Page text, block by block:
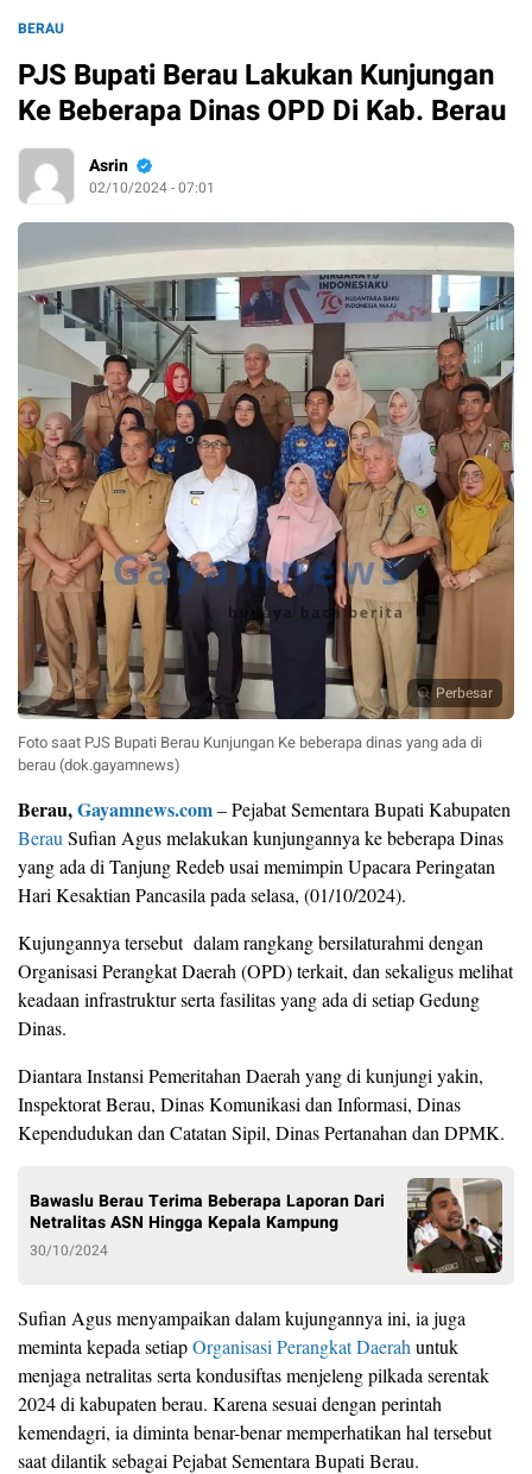
BERAU
PJS Bupati Berau Lakukan Kunjungan
Ke Beberapa Dinas OPD Di Kab. Berau
Asrin
02/10/2024 - 07:01
Perbesar
Foto saat PJS Bupati Berau Kunjungan Ke beberapa dinas yang ada di
berau (dok.gayamnews)
Berau,Gayamnews.com– Pejabat Sementara Bupati Kabupaten
Berau Sufian Agus melakukan kunjungannya ke beberapa Dinas
yang ada di Tanjung Redeb usai memimpin Upacara Peringatan
Hari Kesaktian Pancasila pada selasa, (01/10/2024).
Kujungannya tersebut dalam rangkang bersilaturahmi dengan
Organisasi Perangkat Daerah (OPD) terkait, dan sekaligus melihat
keadaan infrastruktur serta fasilitas yang ada di setiap Gedung
Dinas.
Diantara Instansi Pemeritahan Daerah yang di kunjungi yakin,
Inspektorat Berau, Dinas Komunikasi dan Informasi, Dinas
Kependudukan dan Catatan Sipil, Dinas Pertanahan dan DPMK.
Bawaslu Berau Terima Beberapa Laporan Dari
Netralitas ASN Hingga Kepala Kampung
30/10/2024
Sufian Agus menyampaikan dalam kujungannya ini, ia juga
meminta kepada setiapOrganisasi Perangkat Daerah untuk
menjaga netralitas serta kondusiftas menjeleng pilkada serentak
2024 di kabupaten berau. Karena sesuai dengan perintah
kemendagri, ia diminta benar-benar memperhatikan hal tersebut
saat dilantik sebagai Pejabat Sementara Bupati Berau.